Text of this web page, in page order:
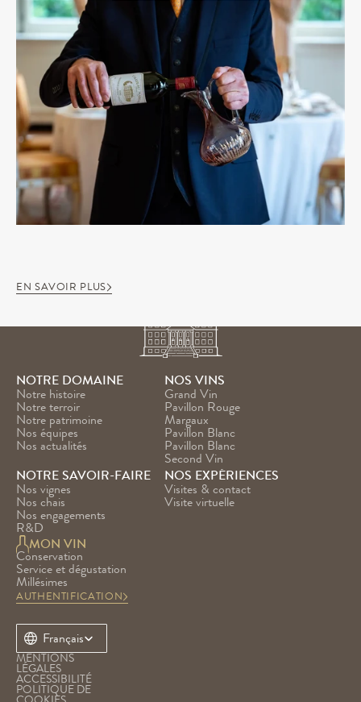
EN SAVOIR PLUS
NOTRE DOMAINE
Notre histoire
Notre terroir
Notre patrimoine
Nos équipes
Nos actualités
NOS VINS
Grand Vin
Pavillon Rouge
Margaux
Pavillon Blanc
Pavillon Blanc
Second Vin
NOTRE SAVOIR-FAIRE
Nos vignes
Nos chais
Nos engagements
R&D
NOS EXPÉRIENCES
Visites & contact
Visite virtuelle
MON VIN
Conservation
Service et dégustation
Millésimes
AUTHENTIFICATION
Select Language
Français
MENTIONS
LÉGALES
ACCESSIBILITÉ
POLITIQUE DE